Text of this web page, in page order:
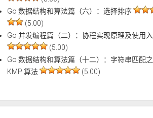
Go 数据结构和算法篇（六）：选择排序
(5.00)
Go 并发编程篇（二）：协程实现原理及使用
(5.00)
Go 数据结构和算法篇（十二）：字符串匹配之
KMP 算法
(5.00)